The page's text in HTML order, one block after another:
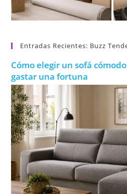
Entradas Recientes: Buzz
Cómo elegir un sofá
gastar una fortuna